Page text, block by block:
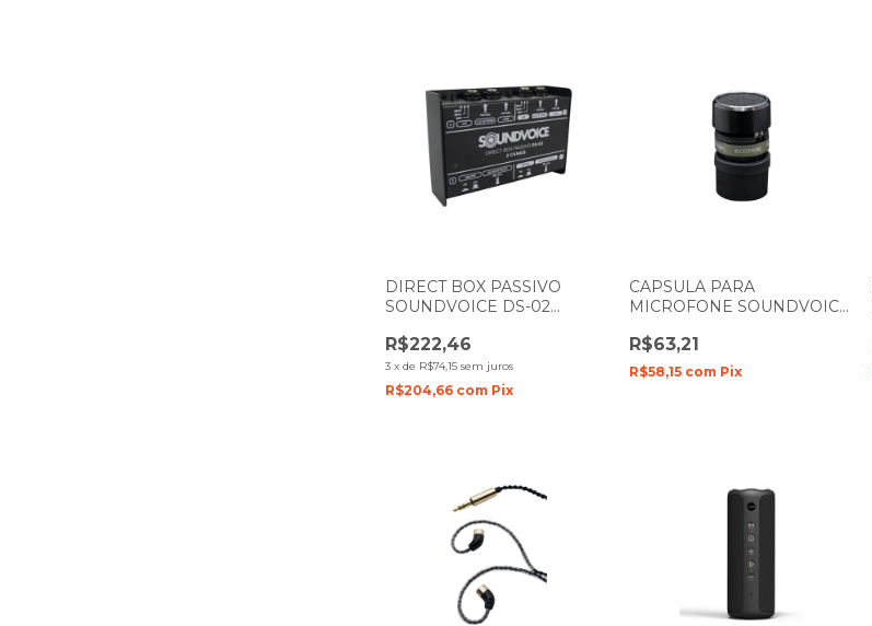
DIRECT BOX PASSIVO
SOUNDVOICE DS-02
R$222,46
3 xde R$74,15 sem juros
R$204,66 com Pix
CAPSULA PARA
MICROFONE SOUNDVOICE
R$63,21
R$58,15 com Pix